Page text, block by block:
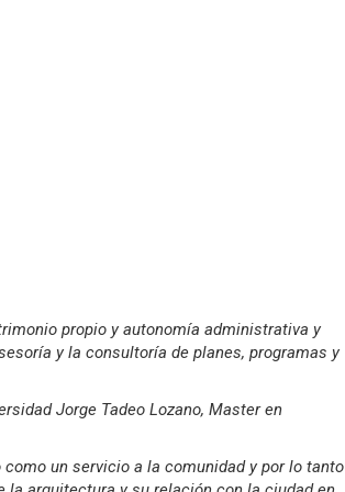
propio y autonomía administrativa y
y la consultoría de planes, programas y
Jorge Tadeo Lozano, Master en
un servicio a la comunidad y por lo tanto